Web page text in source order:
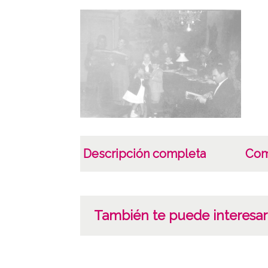
Descripción completa
También te puede interesar